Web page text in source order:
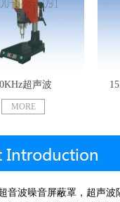
超声波
MORE
音波噪音屏蔽罩，超声